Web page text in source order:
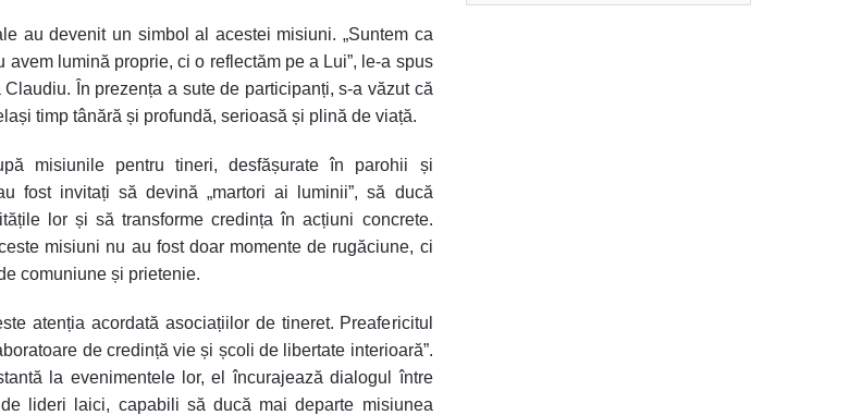
au devenit un simbol al acestei misiuni. „Suntem ca
avem lumină proprie, ci o reflectăm pe a Lui”, le-a spus
În prezența a sute de participanți, s-a văzut că
timp tânără și profundă, serioasă și plină de viață.
misiunile pentru tineri, desfășurate în parohii și
fost invitați să devină „martori ai luminii”, să ducă
lor și să transforme credința în acțiuni concrete.
misiuni nu au fost doar momente de rugăciune, ci
comuniune și prietenie.
atenția acordată asociațiilor de tineret. Preafericitul
de credință vie și școli de libertate interioară”.
la evenimentele lor, el încurajează dialogul între
lideri laici, capabili să ducă mai departe misiunea